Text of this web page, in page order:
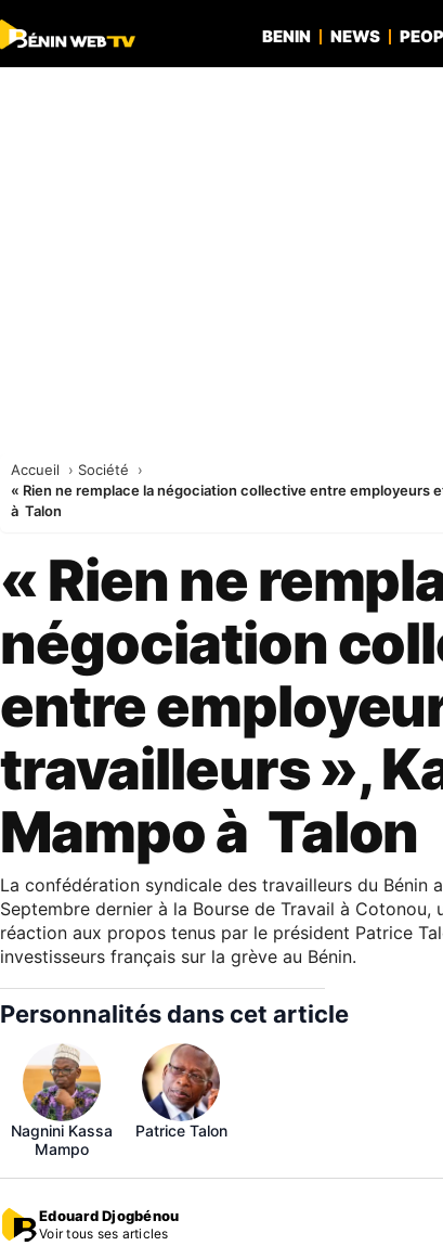
BENIN NEWS
Accueil
Société
« Rien ne remplace la négociation collective entre employeurs
à Talon
« Rien ne
négociation
entre
travailleurs »,
Mampo à Talon
La confédération syndicale des travailleurs du Bénin
Septembre dernier à la Bourse de Travail à Cotonou,
réaction aux propos tenus par le président Patrice
investisseurs français sur la grève au Bénin.
Personnalités dans cet article
Nagnini Kassa
Mampo
Patrice Talon
Edouard Djogbénou
Voir tous ses articles